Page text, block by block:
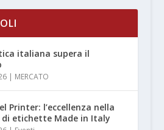
italiana supera il
| MERCATO
Printer: l’eccellenza nella
etichette Made in Italy